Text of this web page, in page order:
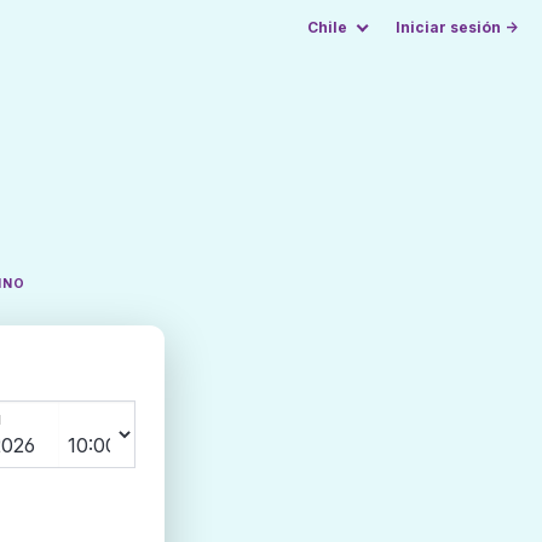
Chile Iniciar sesión →